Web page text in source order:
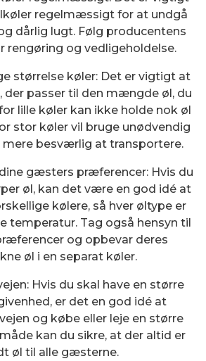
regelmæssigt for at undgå
dårlig lugt. Følg producentens
rengøring og vedligeholdelse.
størrelse køler: Det er vigtigt at
der passer til den mængde øl, du
lille køler kan ikke holde nok øl
stor køler vil bruge unødvendig
besværlig at transportere.
gæsters præferencer: Hvis du
øl, kan det være en god idé at
kølere, så hver øltype er
temperatur. Tag også hensyn til
og opbevar deres
øl i en separat køler.
Hvis du skal have en større
er det en god idé at
og købe eller leje en større
kan du sikre, at der altid er
øl til alle gæsterne.